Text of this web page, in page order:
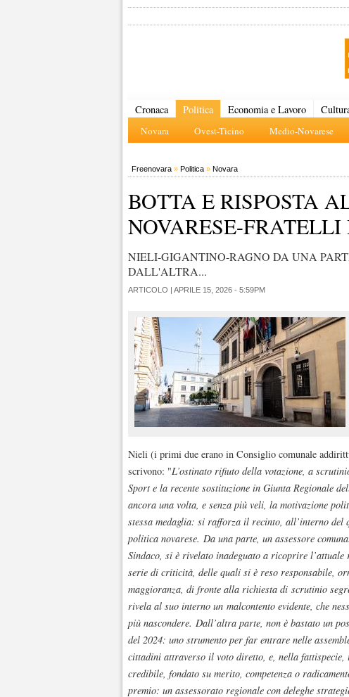
Cronaca Politica
Novara Ovest-Ticino Medio-Novarese
Economia e Lavoro
Freenovara » Politica » Novara
BOTTA E RISPOSTA
NOVARESE-
NIELI-GIGANTINO-RAGNO DA UNA
DALL'ALTRA...
ARTICOLO | APRILE 15, 2026 - 5:59PM
Nieli (i primi due erano in Consiglio comunale
scrivono: "L’ostinato rifiuto della votazione, a
Sport e la recente sostituzione in Giunta Regionale
ancora una volta, e senza più veli, la motivazione
stessa medaglia: si rafforza il recinto, all’interno
politica novarese. Da una parte, un assessore
Sindaco, si è rivelato inadeguato a ricoprire
serie di criticità, delle quali si è reso responsabile,
maggioranza, di fronte alla richiesta di scrutinio
rivela al suo interno un malcontento evidente, che
più nascondere. Dall’altra parte, non è bastato un
del 2024: uno strumento per far entrare nelle
cittadini attraverso il voto diretto, e, nella
credibile, fondato su merito, competenza o
premio: un assessorato regionale con deleghe